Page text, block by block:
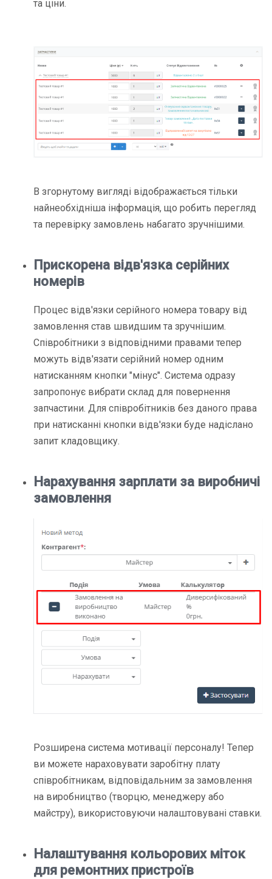
та ціни.
В згорнутому вигляді відображається тільки
найнеобхідніша інформація, що робить перегляд
та перевірку замовлень набагато зручнішими.
Прискорена відв'язка серійних
номерів
Процес відв'язки серійного номера товару від
замовлення став швидшим та зручнішим.
Співробітники з відповідними правами тепер
можуть відв'язати серійний номер одним
натисканням кнопки "мінус". Система одразу
запропонує вибрати склад для повернення
запчастини. Для співробітників без даного права
при натисканні кнопки відв'язки буде надіслано
запит кладовщику.
Нарахування зарплати за виробничі
замовлення
Розширена система мотивації персоналу! Тепер
ви можете нараховувати заробітну плату
співробітникам, відповідальним за замовлення
на виробництво (творцю, менеджеру або
майстру), використовуючи налаштовувані ставки.
Налаштування кольорових міток
для ремонтних пристроїв